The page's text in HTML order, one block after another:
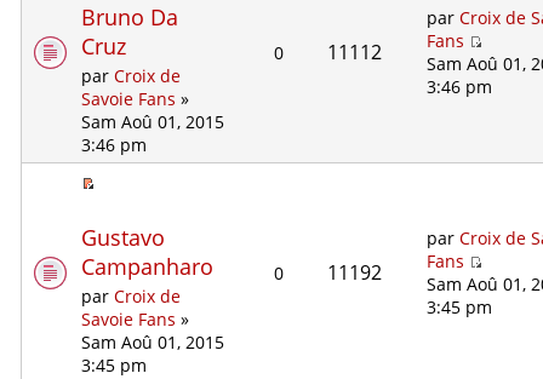
Bruno Da
Cruz
parCroix de
Savoie Fans »
Sam Aoû 01, 2015
3:46 pm
0 11112
parCroix de
Fans
Sam Aoû 01,
3:46 pm
Gustavo
Campanharo
parCroix de
Savoie Fans »
Sam Aoû 01, 2015
3:45 pm
0 11192
parCroix de
Fans
Sam Aoû 01,
3:45 pm